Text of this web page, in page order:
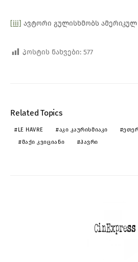
[iii] ავტორი გულისხმობს
პოსტის ნახვები: 577
Related Topics
LE HAVRE ᲐᲙᲘ ᲙᲐᲣᲠᲘᲡᲛᲘᲐᲙᲘ
ᲛᲐᲥᲘ ᲙᲕᲘᲪᲘᲐᲜᲘ
ᲰᲐᲕᲠᲘ